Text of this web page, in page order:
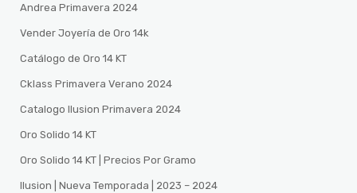
Andrea Primavera 2024
Vender Joyería de Oro 14k
Catálogo de Oro 14 KT
Cklass Primavera Verano 2024
Catalogo Ilusion Primavera 2024
Oro Solido 14 KT
Oro Solido 14 KT | Precios Por Gramo
Ilusion | Nueva Temporada | 2023 – 2024